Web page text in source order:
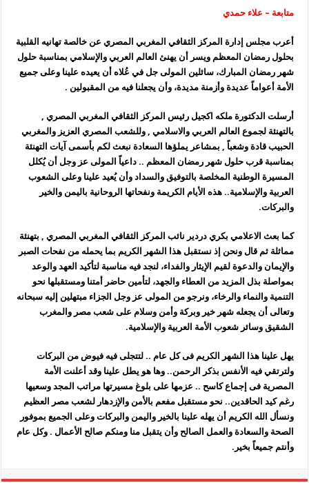
بحلول
المعظم
مغلقة
متابعة – علاء حمدي
أعرب مجلس إدارة المركز الثقافي المغربي المصري عن خالصة تهانيه القلبية
بحلول رمضان المعظم ويسر أن يهنئ العالم العربي والإسلامي بمناسبة حلول
شهر رمضان المبارك، سائلين المولى جل في عُلاه أن يعيده علينا وعلى جميع
الأمة أعواماً عديدة وأزمنة مديدة، وأن يجعلنا فيه من المقبولين .
أرسلت الدكتورة ملكه اكجيل رئيس المركز الثقافي المغربي المصري ,
بالتهنئة لجموع العالم العربي والاسلامي , وللشعب المصري العزيز والمغربي
الحبيب قادة وشعباً , بمشاعر يملؤها السعادة نبعث لكم بأسمى آيات التهنئة
بمناسبة قرب حلول شهر رمضان المعظم .. داعياً المولى عز وجل أن يُكلل
المسيرة الوطنية المخلصة بالتوفيق والسداد وأن يُعيد علينا وعلى الشعوب
العربية والإسلامية.. هذه الأيام الكريمة ونفحاتها الروحانية باليمن والخير
والبركات.
كما بعث الاعلامي بكري دردير نائب المركز الثقافي المغربي المصري , بتهنئة
مماثلة ثم قال ونحن إذ نستقبل هذا الشهر الكريم بما يحمله من نفحات الصبر
والإيمان والدعوة لقيم الإيثار والفداء، لنجد فيه مناسبة لتأكيد العهد والوعد
بمواصلة بذل المزيد من العطاء والجهد، لتأمين حاضر أمتنا ومستقبلها نحو
التنمية والنماء والرخاء، ونرجو من المولى عز وجل الجزاء مبتهلين إليه سبحانه
وتعالى أن يجعله شهر خير وبركة وأمن وسلام على شعب مصر والمغرب
الشقيق وسائر شعوب الأمة العربية والإسلامية.
يهل علينا هذا الشهر الكريم فى كل عام .. لتتجلى فيه فيوض من البركات
ولترتقي فيه الأنفس بذكر الرحمن.. وها هو يطل علينا وقد أعلنت الأمة
المصرية فى إجماع كاسح .. عزمها على بلوغ مسيرتها مراتب المجد وسعيها
رغم كيد الحاقدين.. نحو مستقبل مفعم بالأمن والإزدهار لشعب مصر العظيم
ونسأل الله الكريم أن يهله علينا بالخير واليمن والبركات وعلى الجميع بموفور
الصحة والسعادة والعمل الصالح وأن يتقبل منا ومنكم صالح الأعمال . وكل عام
وأنتم جميعاً بخير.